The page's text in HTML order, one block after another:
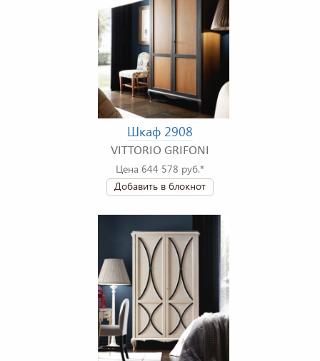
Шкаф 2908
VITTORIO GRIFONI
Цена 644 578 руб.*
Добавить в блокнот